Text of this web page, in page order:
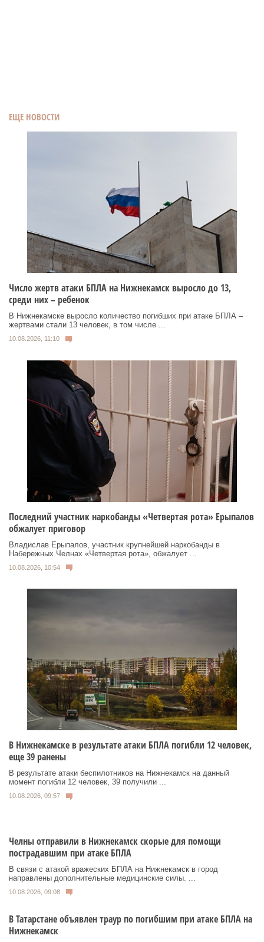
ЕЩЕ НОВОСТИ
Число жертв атаки БПЛА на Нижнекамск выросло до 13,
среди них – ребенок
В Нижнекамске выросло количество погибших при атаке БПЛА –
жертвами стали 13 человек, в том числе ...
10.08.2026, 11:10
Последний участник наркобанды «Четвертая рота» Ерыпалов
обжалует приговор
Владислав Ерыпалов, участник крупнейшей наркобанды в
Набережных Челнах «Четвертая рота», обжалует ...
10.08.2026, 10:54
В Нижнекамске в результате атаки БПЛА погибли 12 человек,
еще 39 ранены
В результате атаки беспилотников на Нижнекамск на данный
момент погибли 12 человек, 39 получили ...
10.08.2026, 09:57
Челны отправили в Нижнекамск скорые для помощи
пострадавшим при атаке БПЛА
В связи с атакой вражеских БПЛА на Нижнекамск в город
направлены дополнительные медицинские силы. ...
10.08.2026, 09:08
В Татарстане объявлен траур по погибшим при атаке БПЛА на
Нижнекамск